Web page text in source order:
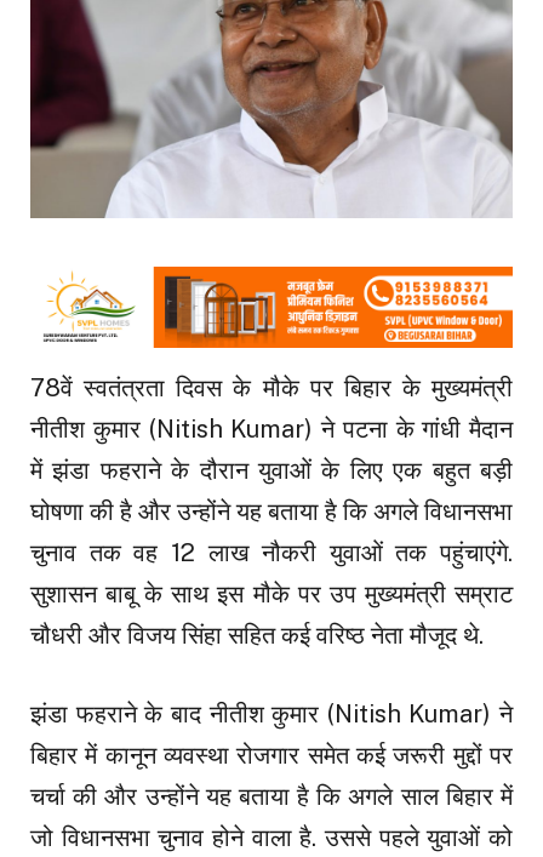
78वें स्वतंत्रता दिवस के मौके पर बिहार के मुख्यमंत्री
नीतीश कुमार (Nitish Kumar) ने पटना के गांधी मैदान
में झंडा फहराने के दौरान युवाओं के लिए एक बहुत बड़ी
घोषणा की है और उन्होंने यह बताया है कि अगले विधानसभा
चुनाव तक वह 12 लाख नौकरी युवाओं तक पहुंचाएंगे.
सुशासन बाबू के साथ इस मौके पर उप मुख्यमंत्री सम्राट
चौधरी और विजय सिंहा सहित कई वरिष्ठ नेता मौजूद थे.
झंडा फहराने के बाद नीतीश कुमार (Nitish Kumar) ने
बिहार में कानून व्यवस्था रोजगार समेत कई जरूरी मुद्दों पर
चर्चा की और उन्होंने यह बताया है कि अगले साल बिहार में
जो विधानसभा चुनाव होने वाला है. उससे पहले युवाओं को